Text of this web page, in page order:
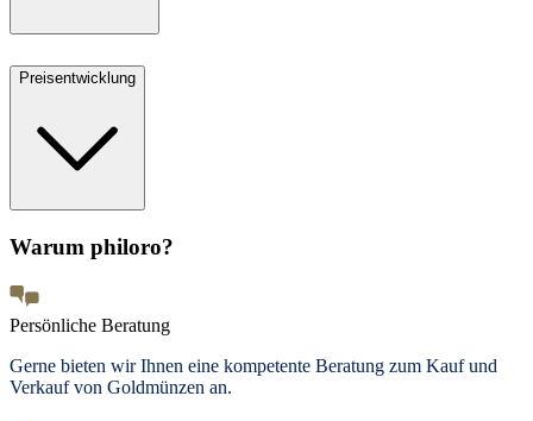
Preisentwicklung
Warum philoro?
Persönliche Beratung
Gerne bieten wir Ihnen eine kompetente Beratung zum Kauf und
Verkauf von Goldmünzen an.